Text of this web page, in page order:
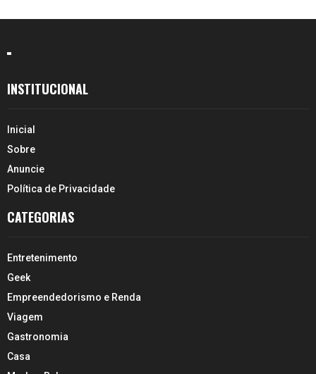
INSTITUCIONAL
Inicial
Sobre
Anuncie
Política de Privacidade
CATEGORIAS
Entretenimento
Geek
Empreendedorismo e Renda
Viagem
Gastronomia
Casa